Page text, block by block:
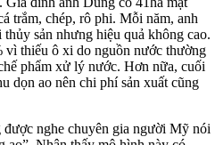
trắm, chép, rô phi. Mỗi năm, anh
sản nhưng hiệu quả không cao.
vì thiếu ô xi do nguồn nước thường
phẩm xử lý nước. Hơn nữa, cuối
dọn ao nên chi phí sản xuất cũng
nghe chuyên gia người Mỹ nói